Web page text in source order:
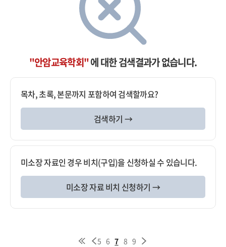
"안암교육학회"에 대한 검색결과가 없습니다.
목차, 초록, 본문까지 포함하여 검색할까요?
검색하기 →
미소장 자료인 경우 비치(구입)을 신청하실 수 있습니다.
미소장 자료 비치 신청하기 →
5 6 7 8 9